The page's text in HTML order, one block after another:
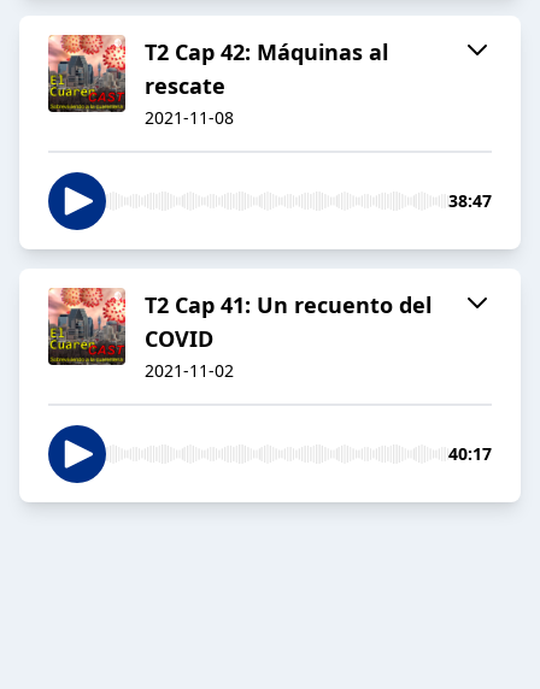
T2 Cap 42: Máquinas al
rescate
2021-11-08
38:47
T2 Cap 41: Un recuento del
COVID
2021-11-02
40:17